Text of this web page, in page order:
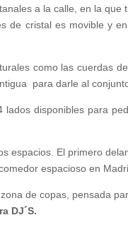
a la calle, en la que
de cristal es movible y
como las cuerdas
para darle al
disponibles para
espacios. El primero
espacioso en
zona de copas, pensada
DJ´S.